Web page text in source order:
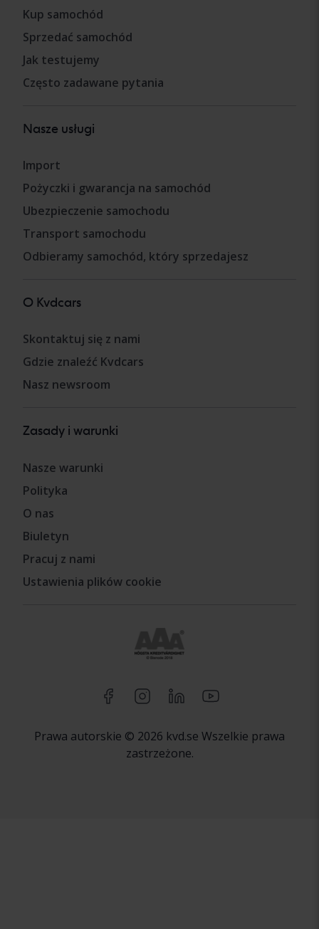
Kup samochód
Sprzedać samochód
Jak testujemy
Często zadawane pytania
Nasze usługi
Import
Pożyczki i gwarancja na samochód
Ubezpieczenie samochodu
Transport samochodu
Odbieramy samochód, który sprzedajesz
O Kvdcars
Skontaktuj się z nami
Gdzie znaleźć Kvdcars
Nasz newsroom
Zasady i warunki
Nasze warunki
Polityka
O nas
Biuletyn
Pracuj z nami
Ustawienia plików cookie
Prawa autorskie © 2026 kvd.se Wszelkie prawa
zastrzeżone.